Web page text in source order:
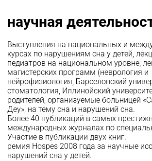
научная
Выступления на национальных и
курсах по нарушениям сна у детей,
педиатров на национальном уровне;
магистерских программ (неврология и
нейрофизиология, Барселонский
стоматология, Иллинойский
родителей, организуемые больницей
Деу», на тему сна и нарушений сна.
Более 40 публикаций в самых
международных журналах по
Участие в публикации двух книг.
ремия Hospes 2008 года за научные
нарушений сна у детей.